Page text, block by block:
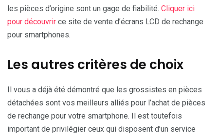
les pièces d’origine sont un gage de fiabilité. Cliquer ici
pour découvrir ce site de vente d’écrans LCD de rechange
pour smartphones.
Les autres critères de choix
Il vous a déjà été démontré que les grossistes en pièces
détachées sont vos meilleurs alliés pour l’achat de pièces
de rechange pour votre smartphone. Il est toutefois
important de privilégier ceux qui disposent d’un service